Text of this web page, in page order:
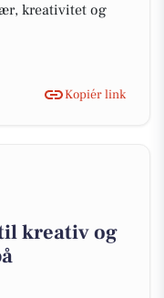
kreativitet og
Kopiér link
kreativ og